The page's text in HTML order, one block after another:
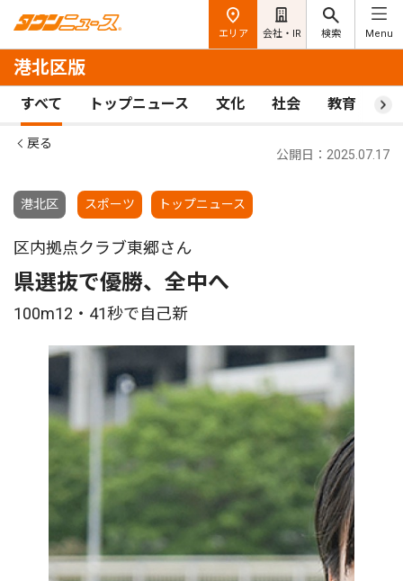
エリア 会社・IR 検索 Menu
港北区版
すべて トップニュース 文化 社会 教育 ス
戻る
港北区 スポーツ トップニュース
公開日：2025.07.17
区内拠点クラブ東郷さん
県選抜で優勝、全中へ
100m12・41秒で自己新